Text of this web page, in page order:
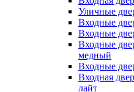
Уличные
Входные
Входные
Входные
медный
Входные
Входная
лайт